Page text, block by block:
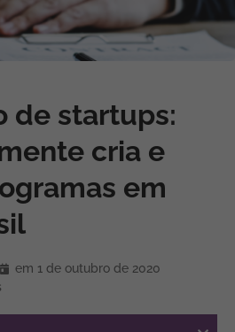
de startups:
cria e
em
em 1 de outubro de 2020